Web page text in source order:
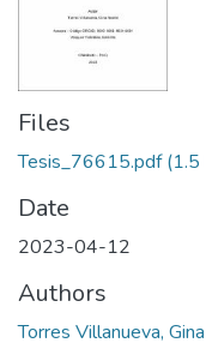
Files
Tesis_76615.pdf(1.5
Date
2023-04-12
Authors
Torres Villanueva,